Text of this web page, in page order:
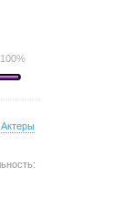
100%
Актеры